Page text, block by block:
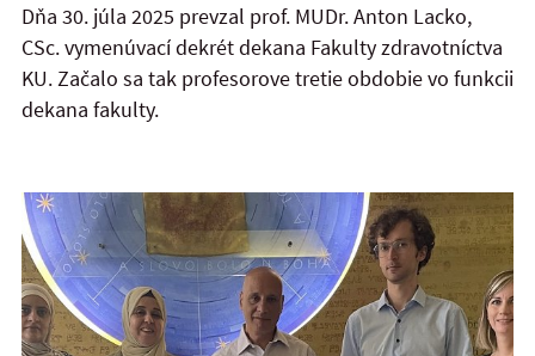
Dňa 30. júla 2025 prevzal prof. MUDr. Anton Lacko,
CSc. vymenúvací dekrét dekana Fakulty zdravotníctva
KU. Začalo sa tak profesorove tretie obdobie vo funkcii
dekana fakulty.